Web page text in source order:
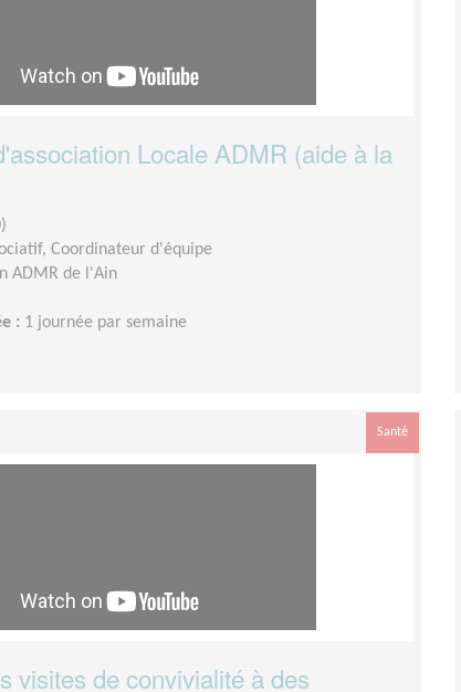
Locale ADMR (aide à la
Coordinateur d'équipe
ADMR de l'Ain
: 1 journée par semaine
Santé
visites de convivialité à des